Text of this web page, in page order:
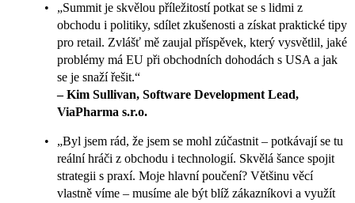
„Summit je skvělou příležitostí potkat se s lidmi z
obchodu i politiky, sdílet zkušenosti a získat praktické tipy
pro retail. Zvlášť mě zaujal příspěvek, který vysvětlil, jaké
problémy má EU při obchodních dohodách s USA a jak
se je snaží řešit.“
– Kim Sullivan, Software Development Lead,
ViaPharma s.r.o.
„Byl jsem rád, že jsem se mohl zúčastnit – potkávají se tu
reální hráči z obchodu i technologií. Skvělá šance spojit
strategii s praxí. Moje hlavní poučení? Většinu věcí
vlastně víme – musíme ale být blíž zákazníkovi a využít